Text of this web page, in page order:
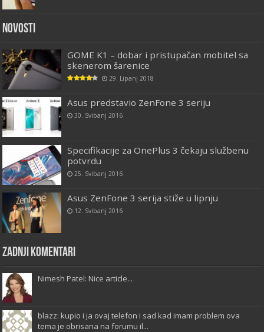
Novosti
GOME K1 – dobar i pristupačan mobitel sa
skenerom šarenice
29. Lipanj 2018
Asus predstavio ZenFone 3 seriju
30. Svibanj 2016
Specifikacije za OnePlus 3 čekaju službenu
potvrdu
25. Svibanj 2016
Asus ZenFone 3 serija stiže u lipnju
12. Svibanj 2016
Zadnji komentari
Nimesh Patel: Nice article...
blazz: kupio i ja ovaj telefon i sad kad imam problem ova
tema je obrisana na forumu il...